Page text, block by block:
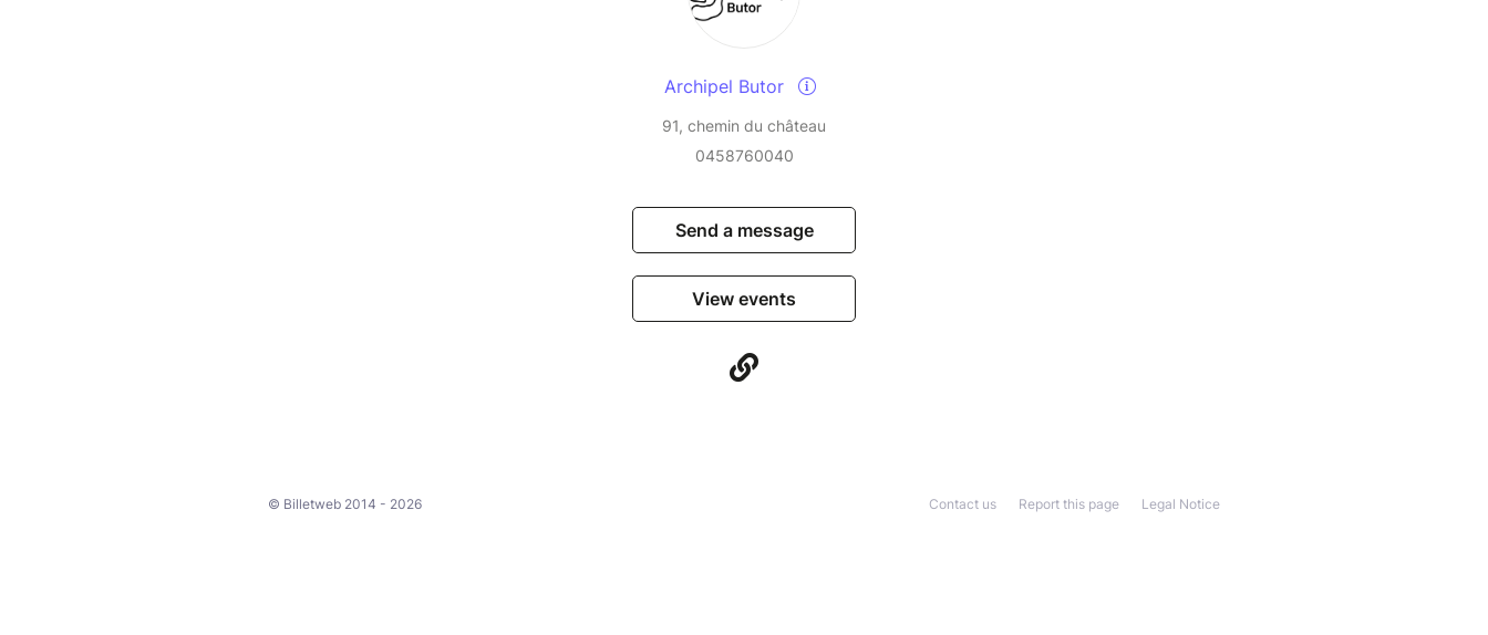
Archipel Butor
91, chemin du château
0458760040
Send a message
View events
© Billetweb 2014 - 2026 Legal Notice
Report this page
Contact us